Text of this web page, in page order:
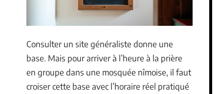
Consulter un site généraliste donne une
base. Mais pour arriver à l’heure à la prière
en groupe dans une mosquée nîmoise, il faut
croiser cette base avec l’horaire réel pratiqué